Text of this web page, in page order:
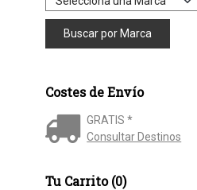
Costes de Envío
GRATIS *
Consultar Destinos
Tu Carrito (0)